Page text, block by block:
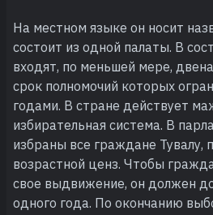
На местном языке он носит
состоит из одной палаты. В
входят, по меньшей мере,
срок полномочий которых
годами. В стране действует
избирательная система. В
избраны все граждане Тувалу,
возрастной ценз. Чтобы
свое выдвижение, он должен
одного года. По окончанию